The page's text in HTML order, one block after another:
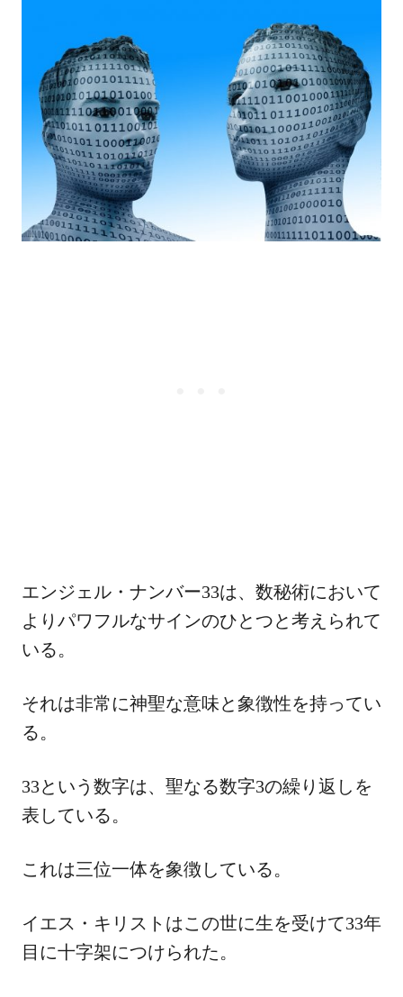
エンジェル・ナンバー33は、数秘術において
よりパワフルなサインのひとつと考えられて
いる。
それは非常に神聖な意味と象徴性を持ってい
る。
33という数字は、聖なる数字3の繰り返しを
表している。
これは三位一体を象徴している。
イエス・キリストはこの世に生を受けて33年
目に十字架につけられた。